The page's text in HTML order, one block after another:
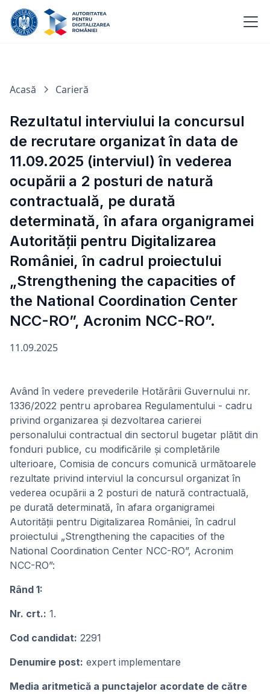
Acasă Carieră
Rezultatul interviului la concursul
de recrutare organizat în data de
11.09.2025 (interviul) în vederea
ocupării a 2 posturi de natură
contractuală, pe durată
determinată, în afara organigramei
Autorității pentru Digitalizarea
României, în cadrul proiectului
„Strengthening the capacities of
the National Coordination Center
NCC-RO”, Acronim NCC-RO”.
11.09.2025
Având în vedere prevederile Hotărârii Guvernului nr.
1336/2022 pentru aprobarea Regulamentului - cadru
privind organizarea și dezvoltarea carierei
personalului contractual din sectorul bugetar plătit din
fonduri publice, cu modificările și completările
ulterioare, Comisia de concurs comunică următoarele
rezultate privind interviul la concursul organizat în
vederea ocupării a 2 posturi de natură contractuală,
pe durată determinată, în afara organigramei
Autorității pentru Digitalizarea României, în cadrul
proiectului „Strengthening the capacities of the
National Coordination Center NCC-RO”, Acronim
NCC-RO”:
Rând 1:
Nr. crt.: 1.
Cod candidat: 2291
Denumire post: expert implementare
Media aritmetică a punctajelor acordate de către